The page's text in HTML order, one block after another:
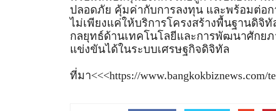
ปลอดภัย คุ้มค่ากับการลงทุน และพร้อมต่อก
ไม่เพียงแค่ให้บริการโครงสร้างพื้นฐานดิจิทั
กลยุทธ์ด้านเทคโนโลยีและการพัฒนาศักย
แข่งขันได้ในระบบเศรษฐกิจดิจิทัล
ที่มา<<<https://www.bangkokbiznews.com/